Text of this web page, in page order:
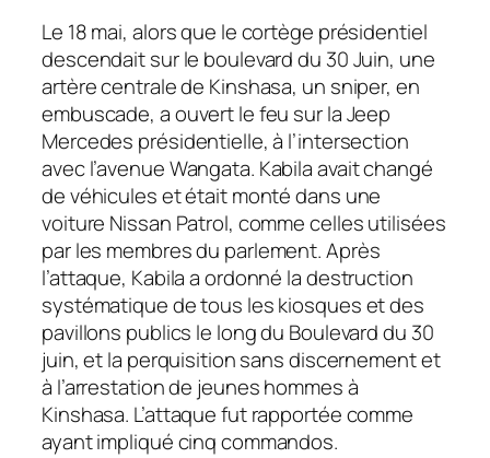
Le 18 mai, alors que le cortège présidentiel
descendait sur le boulevard du 30 Juin, une
artère centrale de Kinshasa, un sniper, en
embuscade, a ouvert le feu sur la Jeep
Mercedes présidentielle, à l’intersection
avec l’avenue Wangata. Kabila avait changé
de véhicules et était monté dans une
voiture Nissan Patrol, comme celles utilisées
par les membres du parlement. Après
l’attaque, Kabila a ordonné la destruction
systématique de tous les kiosques et des
pavillons publics le long du Boulevard du 30
juin, et la perquisition sans discernement et
à l’arrestation de jeunes hommes à
Kinshasa. L’attaque fut rapportée comme
ayant impliqué cinq commandos.